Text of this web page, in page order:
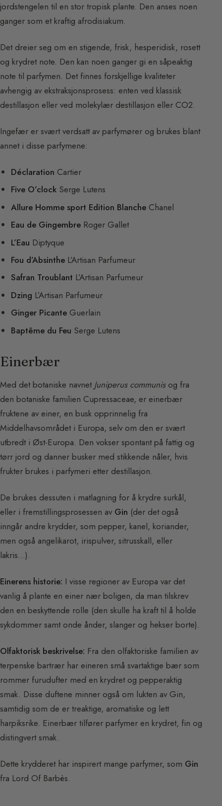
jordstengelen til en stor tropisk plante. Den anses noen
ganger som et kraftig afrodisiakum.
Det dreier seg om en stigende, frisk, hesperidisk, rosett
og krydret note. Den kan noen ganger gi en såpeaktig
note til parfymen. Det finnes forskjellige kvaliteter
avhengig av ekstraksjonsprosess: enten ved klassisk
destillasjon eller ved molekylær destillasjon eller CO2.
Ingefær er svært verdsatt av parfymører og brukes blant
annet i disse parfymene:
Déclaration Cartier
Five O’clock Serge Lutens
Allure Homme sport Edition Blanche Chanel
Eau de Gingembre Roger Gallet
L’Eau Diptyque
Fou d’Absinthe L’Artisan Parfumeur
Safran Troublant L’Artisan Parfumeur
Dzing L’Artisan Parfumeur
Ginger Picante Guerlain
Baptême du Feu Serge Lutens
Einerbær
Med det botaniske navnet Juniperus communisog fra
den botaniske familien Cupressaceae, er einerbær
fruktene av einer, en busk opprinnelig fra
Middelhavsområdet i Europa, selv om den er svært
utbredt i Øst-Europa. Den vokser spontant på fattig og
tørr jord og danner busker med stikkende nåler, hvis
frukter brukes i parfymeri etter destillasjon.
De brukes dessuten i matlagning for å krydre surkål,
eller i fremstillingsprosessen av Gin (der det også
inngår andre krydder, som pepper, kanel, koriander,
men også angelikarot, irispulver, sitrusskall, eller
lakris…).
Einerens historie: I visse regioner av Europa var det
vanlig å plante en einer nær boligen, da man tilskrev
den en beskyttende rolle (den skulle ha kraft til å holde
sykdommer samt onde ånder, slanger og hekser borte).
Olfaktorisk beskrivelse: Fra den olfaktoriske familien av
terpenske bartrær har eineren små svartaktige bær som
rommer furudufter med en krydret og pepperaktig
smak. Disse duftene minner også om lukten av Gin,
samtidig som de er treaktige, aromatiske og lett
harpiksrike. Einerbær tilfører parfymer en krydret, fin og
distingvert smak.
Dette krydderet har inspirert mange parfymer, som Gin
fra Lord Of Barbès.